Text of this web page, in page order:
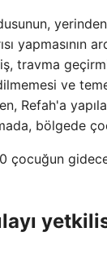
yapmasının
travma
ve
Refah'a
bölgede
çocuğun